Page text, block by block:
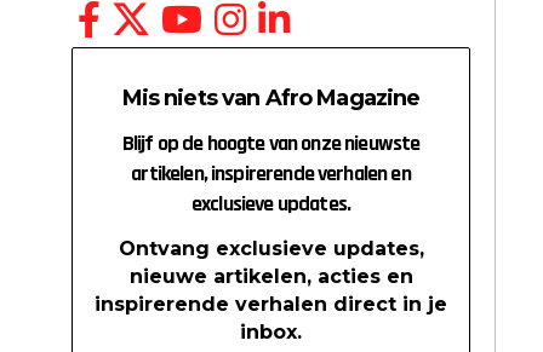
Mis niets van Afro Magazine
Blijf op de hoogte van onze nieuwste
artikelen, inspirerende verhalen en
exclusieve updates.
Ontvang exclusieve updates,
nieuwe artikelen, acties en
inspirerende verhalen direct in je
inbox.